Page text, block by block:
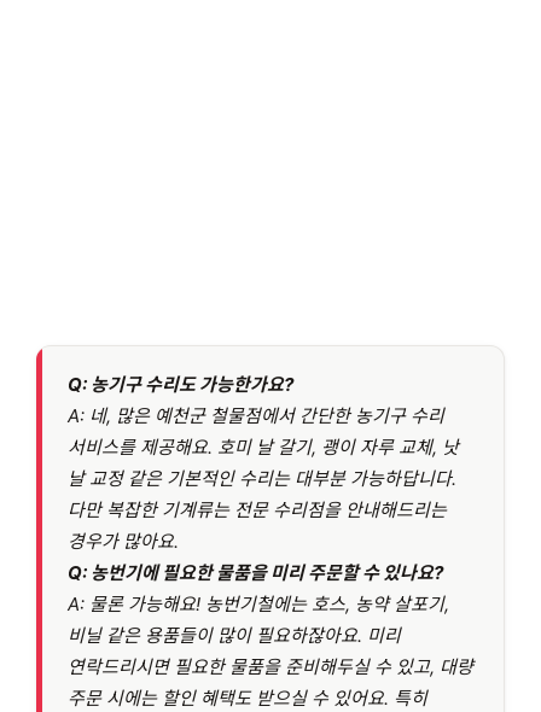
Q: 농기구 수리도 가능한가요?
A: 네, 많은 예천군 철물점에서 간단한 농기구 수리
서비스를 제공해요. 호미 날 갈기, 괭이 자루 교체, 낫
날 교정 같은 기본적인 수리는 대부분 가능하답니다.
다만 복잡한 기계류는 전문 수리점을 안내해드리는
경우가 많아요.
Q: 농번기에 필요한 물품을 미리 주문할 수 있나요?
A: 물론 가능해요! 농번기철에는 호스, 농약 살포기,
비닐 같은 용품들이 많이 필요하잖아요. 미리
연락드리시면 필요한 물품을 준비해두실 수 있고, 대량
주문 시에는 할인 혜택도 받으실 수 있어요. 특히